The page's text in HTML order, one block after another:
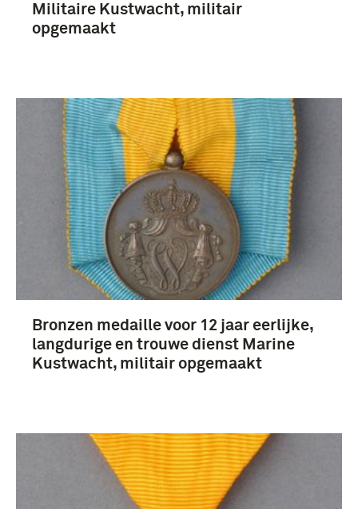
Militaire Kustwacht, militair
opgemaakt
Bronzen medaille voor 12 jaar eerlijke,
langdurige en trouwe dienst Marine
Kustwacht, militair opgemaakt